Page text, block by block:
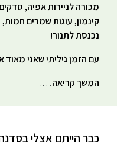
מכורה לניירות אפיה,
קינמון, עוגות שמרים
נכנסת לתנור!
עם הזמן גיליתי שאני
המשך קריאה….
כבר הייתם אצלי